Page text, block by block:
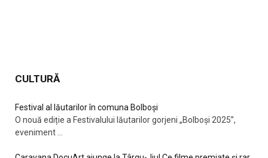
CULTURĂ
Festival al lăutarilor în comuna Bolboși
O nouă ediție a Festivalului lăutarilor gorjeni „Bolboși 2025”,
eveniment